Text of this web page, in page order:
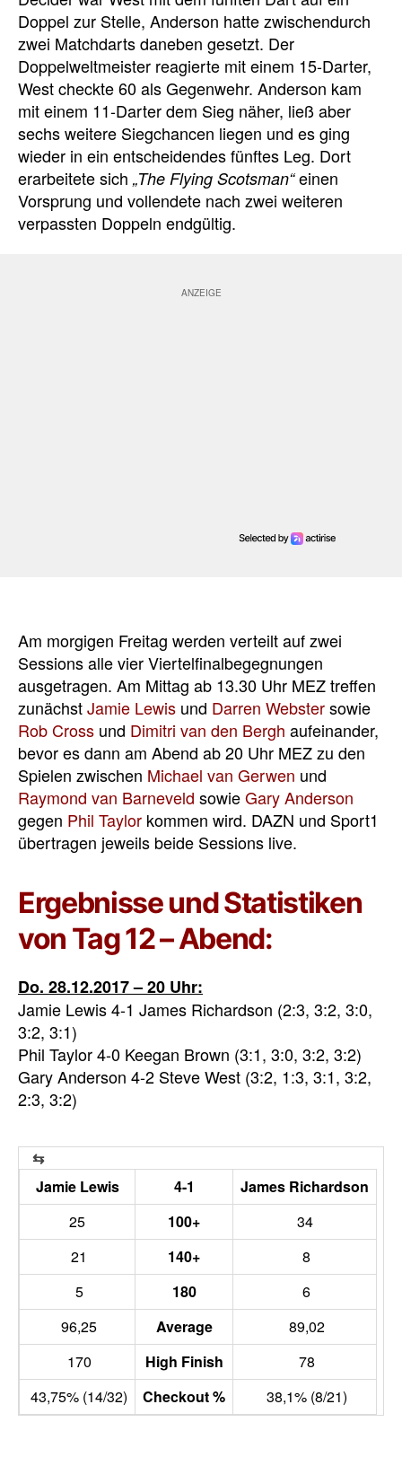
Doppel zur Stelle, Anderson hatte zwischendurch
zwei Matchdarts daneben gesetzt. Der
Doppelweltmeister reagierte mit einem 15-Darter,
West checkte 60 als Gegenwehr. Anderson kam
mit einem 11-Darter dem Sieg näher, ließ aber
sechs weitere Siegchancen liegen und es ging
wieder in ein entscheidendes fünftes Leg. Dort
erarbeitete sich „The Flying Scotsman“einen
Vorsprung und vollendete nach zwei weiteren
verpassten Doppeln endgültig.
Am morgigen Freitag werden verteilt auf zwei
Sessions alle vier Viertelfinalbegegnungen
ausgetragen. Am Mittag ab 13.30 Uhr MEZ treffen
zunächstJamie Lewis und Darren Webstersowie
Rob Cross und Dimitri van den Bergh aufeinander,
bevor es dann am Abend ab 20 Uhr MEZ zu den
Spielen zwischen Michael van Gerwen und
Raymond van Barneveld sowieGary Anderson
gegen Phil Taylor kommen wird. DAZN und Sport1
übertragen jeweils beide Sessions live.
Ergebnisse und Statistiken
von Tag 12 – Abend:
Do. 28.12.2017 – 20 Uhr:
Jamie Lewis 4-1 James Richardson (2:3, 3:2, 3:0,
3:2, 3:1)
Phil Taylor 4-0 Keegan Brown (3:1, 3:0, 3:2, 3:2)
Gary Anderson 4-2 Steve West (3:2, 1:3, 3:1, 3:2,
2:3, 3:2)
Jamie Lewis 4-1
James Richardson
25
100+
34
21
140+
8
5
180
6
96,25
Average
89,02
170
High Finish
78
43,75% (14/32)
Checkout % 38,1% (8/21)